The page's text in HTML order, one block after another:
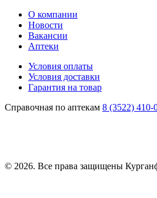
О компании
Новости
Вакансии
Аптеки
Условия оплаты
Условия доставки
Гарантия на товар
Справочная по аптекам 8 (3522) 410-
© 2026. Все права защищены